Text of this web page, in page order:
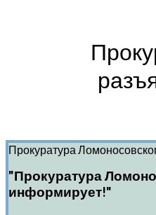
Прокуратура
"Прокуратура
информирует!"